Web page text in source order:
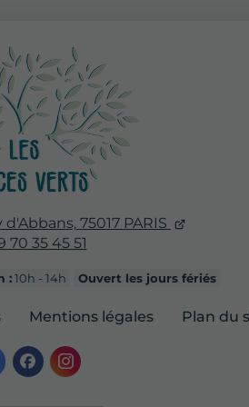
d'Abbans, 75017 PARIS
70 35 45 51
:10h - 14h Ouvert les jours fériés
Mentions légales Plan du